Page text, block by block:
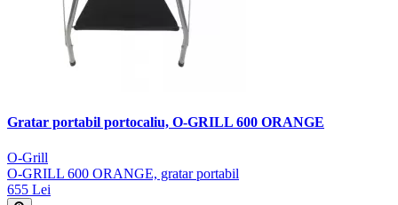
Gratar portabil portocaliu, O-GRILL 600 ORANGE
O-Grill
O-GRILL 600 ORANGE, gratar portabil
655 Lei